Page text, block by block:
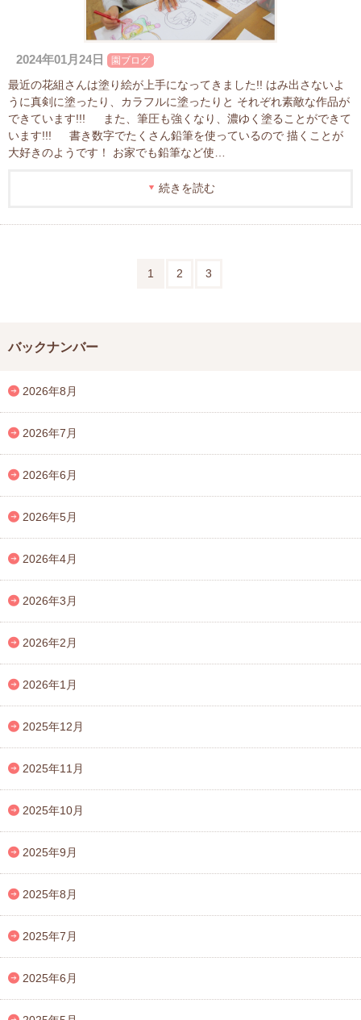
2024年01月24日 園ブログ
最近の花組さんは塗り絵が上手になってきました!! はみ出さないよ
うに真剣に塗ったり、カラフルに塗ったりと それぞれ素敵な作品が
できています!!! また、筆圧も強くなり、濃ゆく塗ることができて
います!!! 書き数字でたくさん鉛筆を使っているので 描くことが
大好きのようです！ お家でも鉛筆など使…
続きを読む
1 2 3
バックナンバー
2026年8月
2026年7月
2026年6月
2026年5月
2026年4月
2026年3月
2026年2月
2026年1月
2025年12月
2025年11月
2025年10月
2025年9月
2025年8月
2025年7月
2025年6月